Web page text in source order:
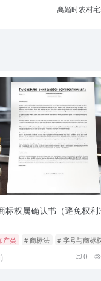
离婚时农村
标权属确认书（避免权
产类 # 商标法 # 字号与商标
0